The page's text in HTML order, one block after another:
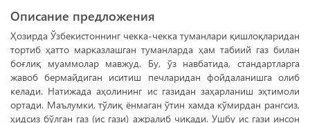
Описание предложения
Ҳозирда Ўзбекистоннинг чекка-чекка туманлари қишлоқларидан
тортиб ҳатто марказлашган туманларда ҳам табиий газ билан
боғлиқ муаммолар мавжуд. Бу, ўз навбатида, стандартларга
жавоб бермайдиган иситиш печларидан фойдаланишга олиб
келади. Натижада аҳолининг ис газидан заҳарланиш эҳтимоли
ортади. Маълумки, тўлиқ ёнмаган ўтин хамда кўмирдан рангсиз,
ҳидсиз бўлган газ (ис гази) ажралиб чиқади. Ушбу ис гази инсон